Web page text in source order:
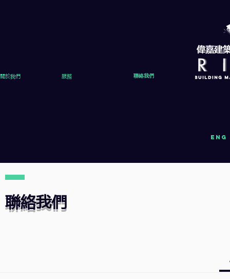
關於我們 服務 聯絡我們
eng
聯絡我們